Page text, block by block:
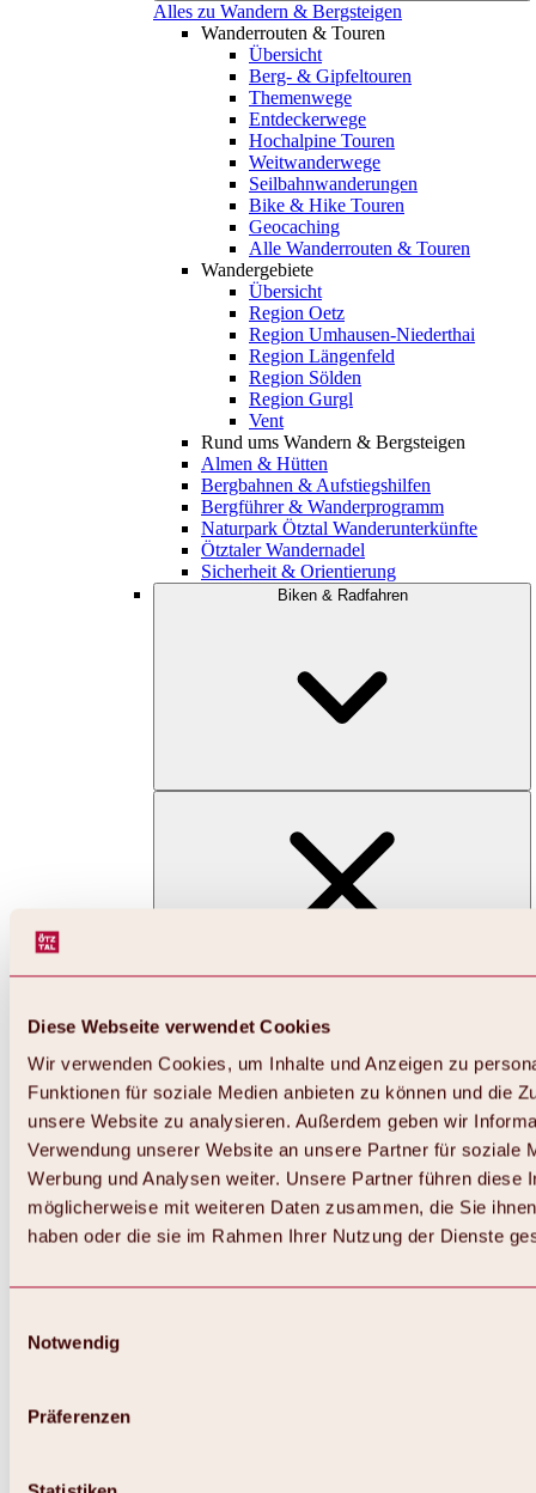
Diese Webseite verwendet Cookies
Wir verwenden Cookies, um Inhalte und Anzeigen zu
Funktionen für soziale Medien anbieten zu können und die
unsere Website zu analysieren. Außerdem geben wir
Verwendung unserer Website an unsere Partner für soziale
Werbung und Analysen weiter. Unsere Partner führen diese
möglicherweise mit weiteren Daten zusammen, die Sie
haben oder die sie im Rahmen Ihrer Nutzung der Dienste
Notwendig
Präferenzen
Alles zu Wandern & Bergsteigen
Wanderrouten & Touren
Übersicht
Berg- & Gipfeltouren
Themenwege
Entdeckerwege
Hochalpine Touren
Weitwanderwege
Seilbahnwanderungen
Bike & Hike Touren
Geocaching
Alle Wanderrouten & Touren
Wandergebiete
Übersicht
Region Oetz
Region Umhausen-Niederthai
Region Längenfeld
Region Sölden
Region Gurgl
Vent
Rund ums Wandern & Bergsteigen
Almen & Hütten
Bergbahnen & Aufstiegshilfen
Bergführer & Wanderprogramm
Naturpark Ötztal Wanderunterkünfte
Ötztaler Wandernadel
Sicherheit & Orientierung
Biken & Radfahren